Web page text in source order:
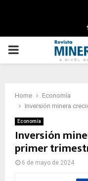
PRIMARY
Home
Economía
Inversión minera
Economía
Inversión
primer
6 de mayo de 2024